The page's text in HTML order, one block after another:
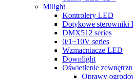
Milight
Kontrolery LED
Dotykowe sterowniki
DMX512 series
0/1~10V series
Wzmacniacze LED
Downlight
Oświetlenie
Oprawy